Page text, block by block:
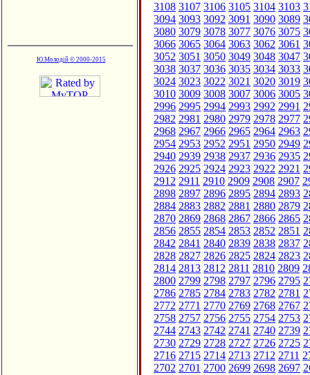
Ю.Молодій © 2000-2015
3108 3107 3106 3105 3104 3103
3094 3093 3092 3091 3090 3089
3080 3079 3078 3077 3076 3075
3066 3065 3064 3063 3062 3061
3052 3051 3050 3049 3048 3047
3038 3037 3036 3035 3034 3033
3024 3023 3022 3021 3020 3019
3010 3009 3008 3007 3006 3005
2996 2995 2994 2993 2992 2991
2982 2981 2980 2979 2978 2977
2968 2967 2966 2965 2964 2963
2954 2953 2952 2951 2950 2949
2940 2939 2938 2937 2936 2935
2926 2925 2924 2923 2922 2921
2912 2911 2910 2909 2908 2907
2898 2897 2896 2895 2894 2893
2884 2883 2882 2881 2880 2879
2870 2869 2868 2867 2866 2865
2856 2855 2854 2853 2852 2851
2842 2841 2840 2839 2838 2837
2828 2827 2826 2825 2824 2823
2814 2813 2812 2811 2810 2809
2800 2799 2798 2797 2796 2795
2786 2785 2784 2783 2782 2781
2772 2771 2770 2769 2768 2767
2758 2757 2756 2755 2754 2753
2744 2743 2742 2741 2740 2739
2730 2729 2728 2727 2726 2725
2716 2715 2714 2713 2712 2711
2702 2701 2700 2699 2698 2697